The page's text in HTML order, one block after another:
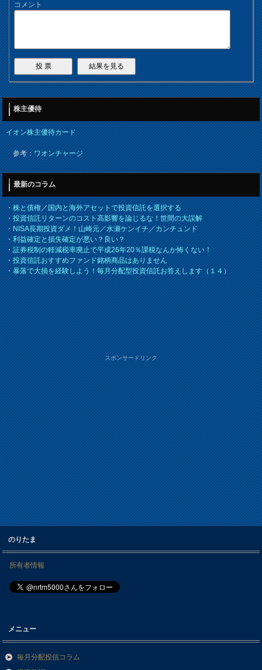
コメント
株主優待
イオン株主優待カード
参考：ワオンチャージ
最新のコラム
・株と債権／国内と海外アセットで投資信託を選択する
・投資信託リターンのコスト高影響を論じるな！世間の大誤解
・NISA長期投資ダメ！山崎元／水瀬ケンイチ／カンチュンド
・利益確定と損失確定が悪い？良い？
・証券税制の軽減税率廃止で平成26年20％課税なんか怖くない！
・投資信託おすすめファンド銘柄商品はありません
・暴落で大損を経験しよう！毎月分配型投資信託お答えします（１４）
スポンサードリンク
のりたま
所有者情報
メニュー
毎月分配投信コラム